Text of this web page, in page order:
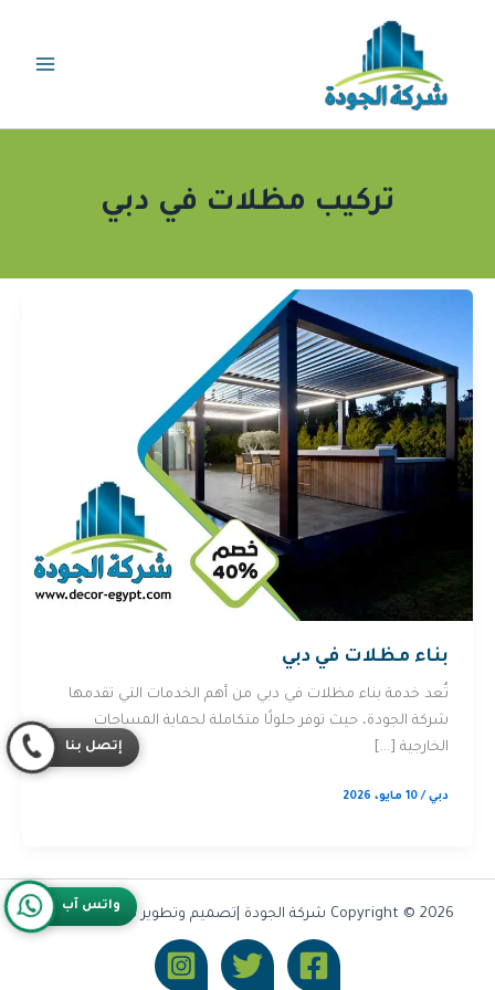
تركيب مظلات في دبي
بناء مظلات في دبي
تُعد خدمة بناء مظلات في دبي من أهم الخدمات التي تقدمها
شركة الجودة، حيث توفر حلولًا متكاملة لحماية المساحات
الخارجية […]
دبي/10 مايو، 2026
Copyright © 2026 شركة الجودة |تصميم وتطوير شركة Olymoo
واتس آب
إتصل بنا